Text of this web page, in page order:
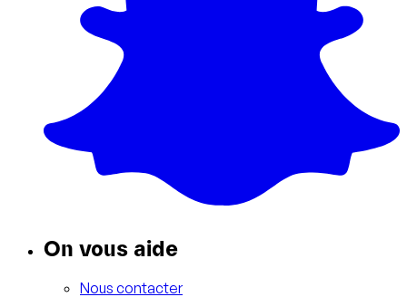
On vous aide
Nous contacter